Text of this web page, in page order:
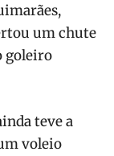
um chute
goleiro
teve a
voleio